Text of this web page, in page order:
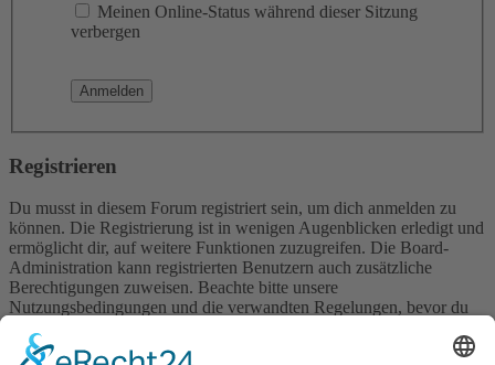
Meinen Online-Status während dieser Sitzung
verbergen
Registrieren
Du musst in diesem Forum registriert sein, um dich anmelden zu
können. Die Registrierung ist in wenigen Augenblicken erledigt und
ermöglicht dir, auf weitere Funktionen zuzugreifen. Die Board-
Administration kann registrierten Benutzern auch zusätzliche
Berechtigungen zuweisen. Beachte bitte unsere
Nutzungsbedingungen und die verwandten Regelungen, bevor du
wenn du dich in diesem Board bewegst.